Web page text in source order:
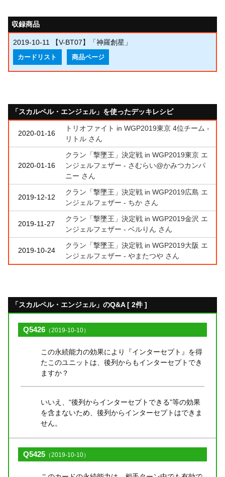
収録商品
2019-10-11 【V-BT07】「神羅創星」
カードリスト 商品ページ
「スカルペル・エンジェル」を使ったデッキレシピ
2020-01-16
トリオファイト in WGP2019東京 4位チーム -
リトル さん
2020-01-16
クラン「撃墜王」決定戦 in WGP2019東京 エ
ンジェルフェザー - さむらい@かみつカンパ
ニー さん
2019-12-12
クラン「撃墜王」決定戦 in WGP2019広島 エ
ンジェルフェザー - ちか さん
2019-11-27
クラン「撃墜王」決定戦 in WGP2019金沢 エ
ンジェルフェザー - ベルりん さん
2019-10-24
クラン「撃墜王」決定戦 in WGP2019大阪 エ
ンジェルフェザー - やまたつや さん
「スカルペル・エンジェル」のQ&A [ 2件 ]
Q5426 （2019-10-10）
この永続能力の効果により『インターセプト』を得
たこのユニットは、後列からもインターセプトでき
ますか？
いいえ、“後列からインターセプトできる”等の効果
を含まないため、後列からインターセプトはできま
せん。
Q5425 （2019-10-10）